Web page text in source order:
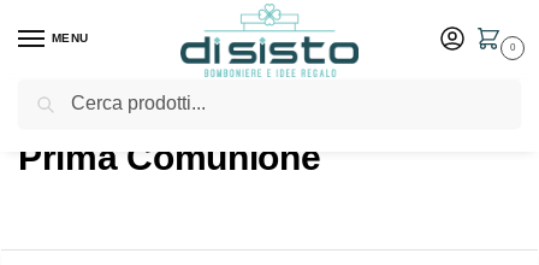
MENU
0
Home Shop Prodotti taggati “Prima Comunione”
Prima Comunione